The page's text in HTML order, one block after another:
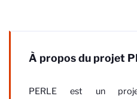
À propos du projet
PERLE est un